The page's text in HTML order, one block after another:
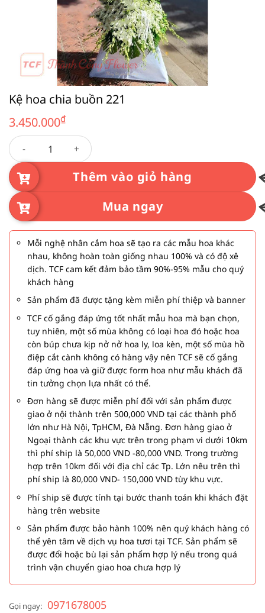
Kệ hoa chia buồn 221
3.450.000₫
Kệ hoa chia buồn 221 số lượng
Thêm vào giỏ hàng
Mua ngay
Mỗi nghệ nhân cắm hoa sẽ tạo ra các mẫu hoa khác
nhau, không hoàn toàn giống nhau 100% và có độ xê
dịch. TCF cam kết đảm bảo tầm 90%-95% mẫu cho quý
khách hàng
Sản phẩm đã được tặng kèm miễn phí thiệp và banner
TCF cố gắng đáp ứng tốt nhất mẫu hoa mà bạn chọn,
tuy nhiên, một số mùa không có loại hoa đó hoặc hoa
còn búp chưa kịp nở nở hoa ly, loa kèn, một số mùa hồ
điệp cắt cành không có hàng vậy nên TCF sẽ cố gắng
đáp ứng hoa và giữ được form hoa như mẫu khách đã
tin tưởng chọn lựa nhất có thể.
Đơn hàng sẽ được miễn phí đối với sản phẩm được
giao ở nội thành trên 500,000 VND tại các thành phố
lớn như Hà Nội, TpHCM, Đà Nẵng. Đơn hàng giao ở
Ngoại thành các khu vực trên trong phạm vi dưới 10km
thì phí ship là 50,000 VND -80,000 VND. Trong trường
hợp trên 10km đối với địa chỉ các Tp. Lớn nêu trên thì
phí ship là 80,000 VND- 150,000 VND tùy khu vực.
Phí ship sẽ được tính tại bước thanh toán khi khách đặt
hàng trên website
Sản phẩm được bảo hành 100% nên quý khách hàng có
thể yên tâm về dịch vụ hoa tươi tại TCF. Sản phẩm sẽ
được đổi hoặc bù lại sản phẩm hợp lý nếu trong quá
trình vận chuyển giao hoa chưa hợp lý
Gọi ngay: 0971678005